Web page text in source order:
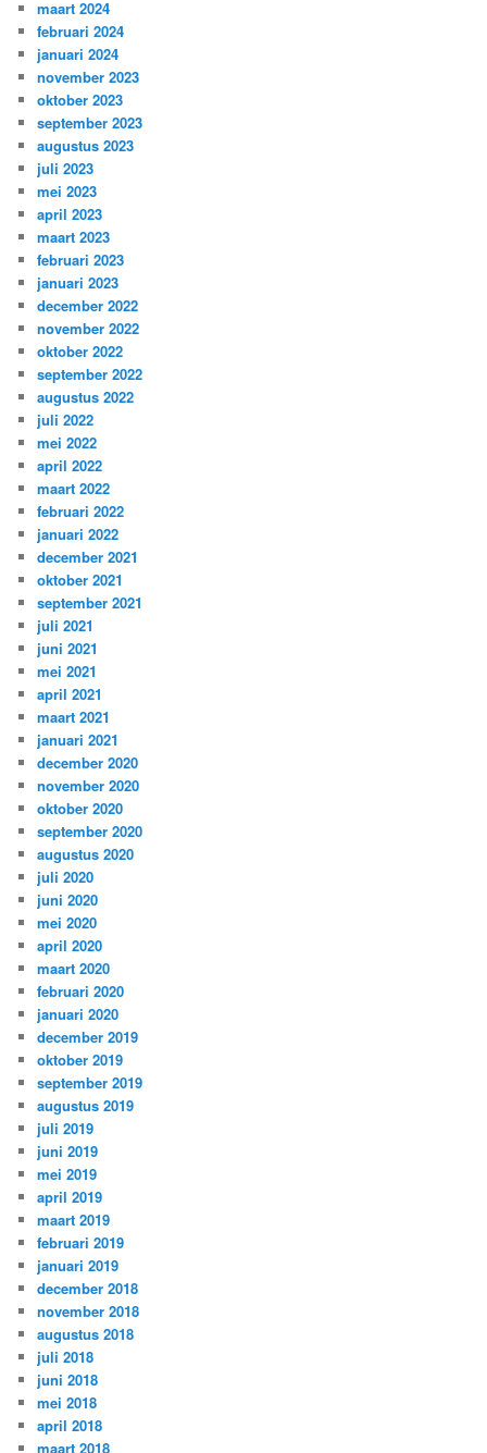
maart 2024
februari 2024
januari 2024
november 2023
oktober 2023
september 2023
augustus 2023
juli 2023
mei 2023
april 2023
maart 2023
februari 2023
januari 2023
december 2022
november 2022
oktober 2022
september 2022
augustus 2022
juli 2022
mei 2022
april 2022
maart 2022
februari 2022
januari 2022
december 2021
oktober 2021
september 2021
juli 2021
juni 2021
mei 2021
april 2021
maart 2021
januari 2021
december 2020
november 2020
oktober 2020
september 2020
augustus 2020
juli 2020
juni 2020
mei 2020
april 2020
maart 2020
februari 2020
januari 2020
december 2019
oktober 2019
september 2019
augustus 2019
juli 2019
juni 2019
mei 2019
april 2019
maart 2019
februari 2019
januari 2019
december 2018
november 2018
augustus 2018
juli 2018
juni 2018
mei 2018
april 2018
maart 2018